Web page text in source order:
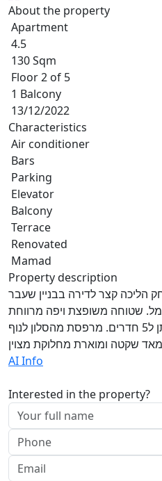
About the property
Apartment
4.5
130 Sqm
Floor 2 of 5
1 Balcony
13/12/2022
Characteristics
Air conditioner
Bars
Parking
Elevator
Balcony
Terrace
Renovated
Mamad
Property description
הליכה קצר לדירה בבניין שעבר
הכרמל. שטוחה משופצת ויפה מרווחת
מאד כ 130 מ"ר 4.5 חדרים ניתן ל5 חדרים. מרפסת מהסלון לנוף
AI Info
Interested in the property?